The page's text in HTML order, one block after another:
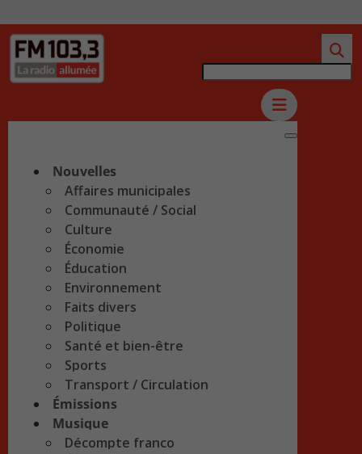
Nouvelles
Affaires municipales
Communauté / Social
Culture
Économie
Éducation
Environnement
Faits divers
Politique
Santé et bien-être
Sports
Transport / Circulation
Émissions
Musique
Décompte franco